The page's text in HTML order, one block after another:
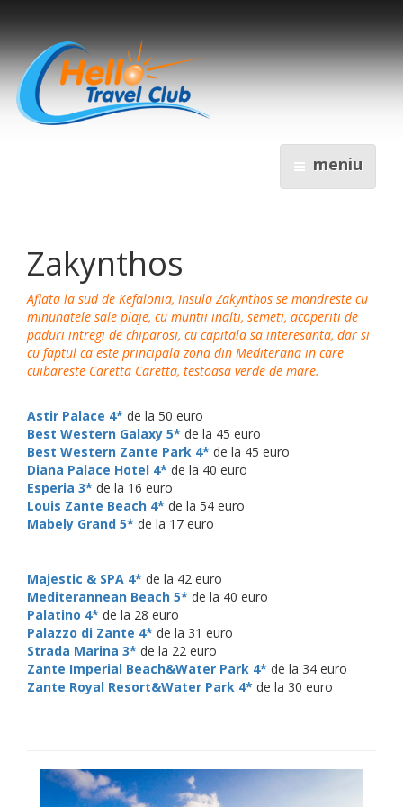
meniu
Zakynthos
Aflata la sud de Kefalonia, Insula Zakynthos se mandreste cu
minunatele sale plaje, cu muntii inalti, semeti, acoperiti de
paduri intregi de chiparosi, cu capitala sa interesanta, dar si
cu faptul ca este principala zona din Mediterana in care
cuibareste Caretta Caretta, testoasa verde de mare.
Astir Palace 4* de la 50 euro
Best Western Galaxy 5* de la 45 euro
Best Western Zante Park 4* de la 45 euro
Diana Palace Hotel 4* de la 40 euro
Esperia 3* de la 16 euro
Louis Zante Beach 4* de la 54 euro
Mabely Grand 5* de la 17 euro
Majestic & SPA 4* de la 42 euro
Mediterannean Beach 5* de la 40 euro
Palatino 4* de la 28 euro
Palazzo di Zante 4* de la 31 euro
Strada Marina 3* de la 22 euro
Zante Imperial Beach&Water Park 4* de la 34 euro
Zante Royal Resort&Water Park 4* de la 30 euro